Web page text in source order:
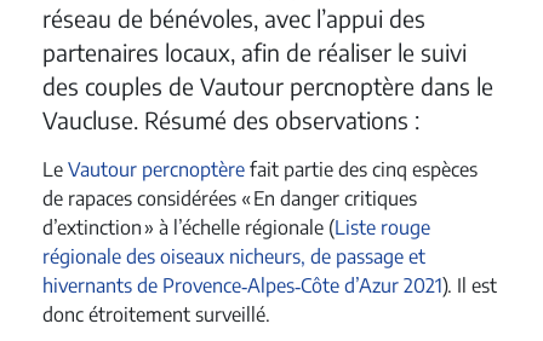
réseau de bénévoles, avec l’appui des
partenaires locaux, afin de réaliser le suivi
des couples de Vautour percnoptère dans le
Vaucluse. Résumé des observations :
Le Vautour percnoptère fait partie des cinq espèces
de rapaces considérées « En danger critiques
d’extinction » à l’échelle régionale (Liste rouge
régionale des oiseaux nicheurs, de passage et
hivernants de Provence‐Alpes‐Côte d’Azur 2021). Il est
donc étroitement surveillé.